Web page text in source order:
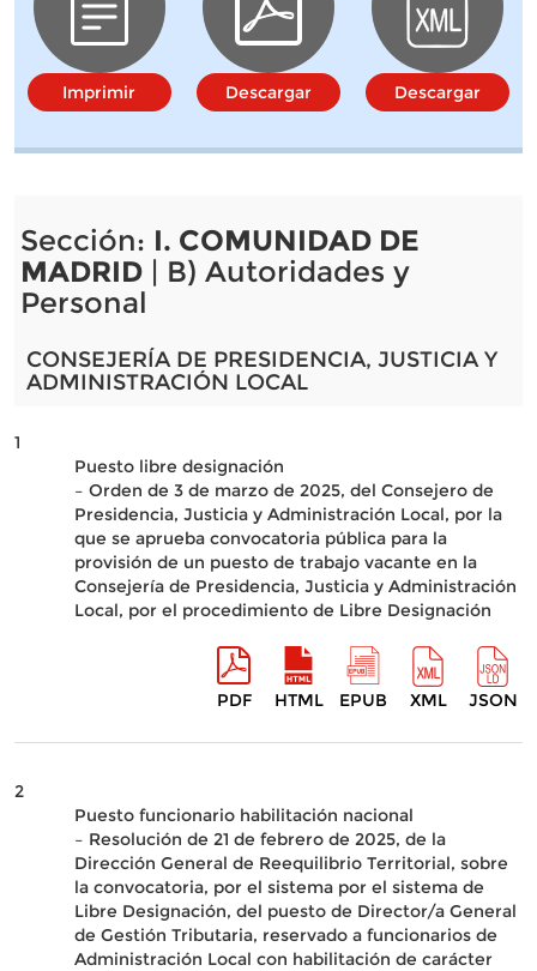
Imprimir Descargar Descargar
Sección: I. COMUNIDAD DE
MADRID| B) Autoridades y
Personal
CONSEJERÍA DE PRESIDENCIA, JUSTICIA Y
ADMINISTRACIÓN LOCAL
1
Puesto libre designación
– Orden de 3 de marzo de 2025, del Consejero de
Presidencia, Justicia y Administración Local, por la
que se aprueba convocatoria pública para la
provisión de un puesto de trabajo vacante en la
Consejería de Presidencia, Justicia y Administración
Local, por el procedimiento de Libre Designación
PDF HTML EPUB XML JSON
2
Puesto funcionario habilitación nacional
– Resolución de 21 de febrero de 2025, de la
Dirección General de Reequilibrio Territorial, sobre
la convocatoria, por el sistema por el sistema de
Libre Designación, del puesto de Director/a General
de Gestión Tributaria, reservado a funcionarios de
Administración Local con habilitación de carácter